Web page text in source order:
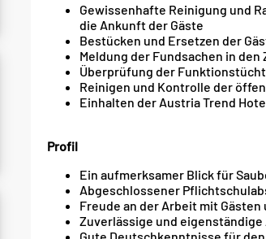
Gewissenhafte Reinigung und
die Ankunft der Gäste
Bestücken und Ersetzen der
Meldung der Fundsachen in den
Überprüfung der
Reinigen und Kontrolle der
Einhalten der Austria Trend
Profil
Ein aufmerksamer Blick für
Abgeschlossener
Freude an der Arbeit mit
Zuverlässige und
Gute Deutschkenntnisse für